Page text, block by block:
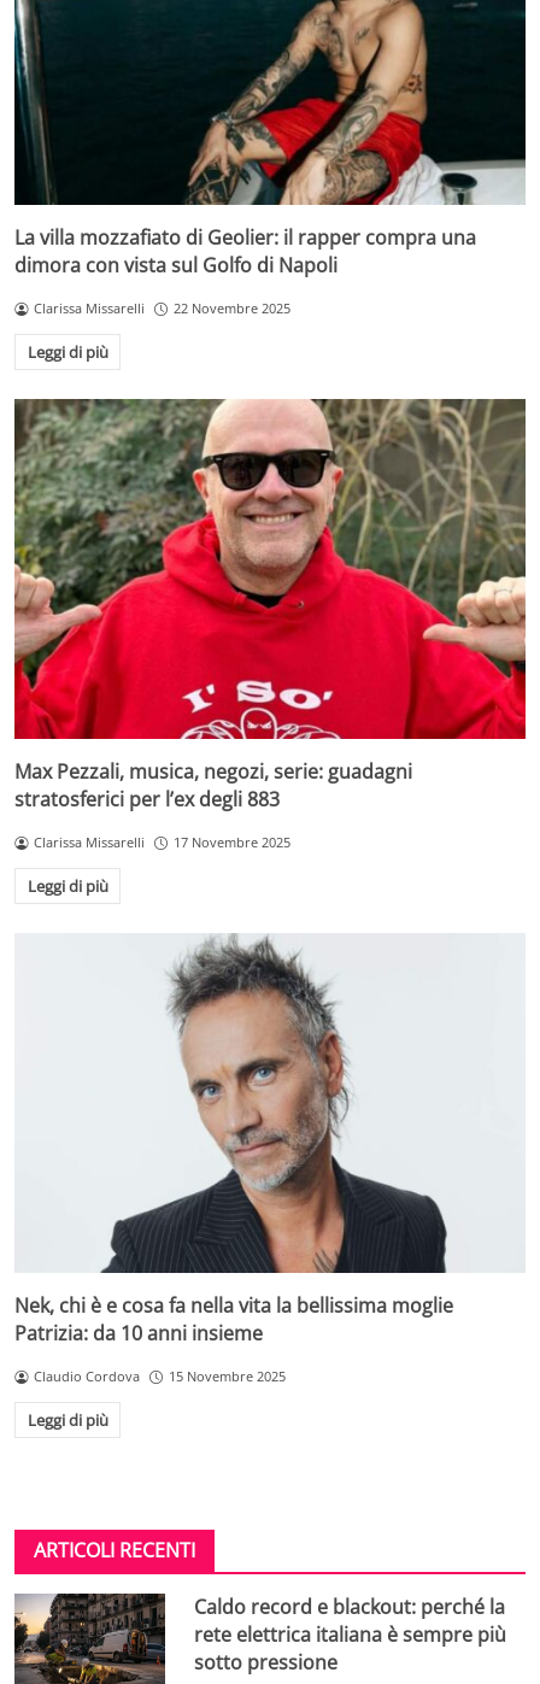
La villa mozzafiato di Geolier: il rapper compra una
dimora con vista sul Golfo di Napoli
Clarissa Missarelli 22 Novembre 2025
Leggi di più
Max Pezzali, musica, negozi, serie: guadagni
stratosferici per l’ex degli 883
Clarissa Missarelli 17 Novembre 2025
Leggi di più
Nek, chi è e cosa fa nella vita la bellissima moglie
Patrizia: da 10 anni insieme
Claudio Cordova 15 Novembre 2025
Leggi di più
ARTICOLI RECENTI
Caldo record e blackout: perché la
rete elettrica italiana è sempre più
sotto pressione